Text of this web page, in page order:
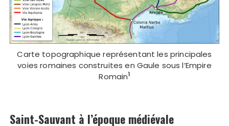
Carte topographique représentant les principales
voies romaines construites en Gaule sous l’Empire
Romain1
Saint-Sauvant à l’époque médiévale